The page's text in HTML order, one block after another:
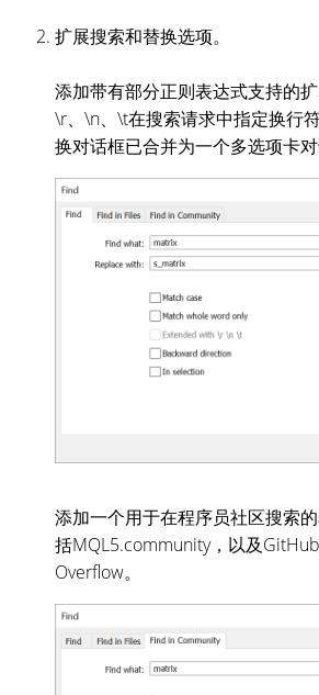
扩展搜索和替换选项。
添加带有部分正则表达式支持的
\r、\n、\t在搜索请求中指定换行
换对话框已合并为一个多选项卡对
添加一个用于在程序员社区搜索
括MQL5.community，以及
Overflow。